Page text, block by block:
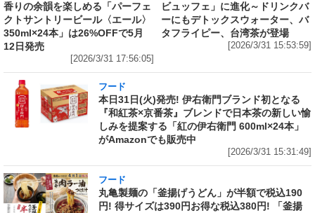
香りの余韻を楽しめる「パーフェ
クトサントリービール〈エール〉
350ml×24本」は26%OFFで5月
12日発売
[2026/3/31 17:56:05]
ビュッフェ」に進化～ドリンクバ
ーにもデトックスウォーター、バ
タフライピー、台湾茶が登場
[2026/3/31 15:53:59]
フード
本日31日(火)発売! 伊右衛門ブランド初となる
『和紅茶×京番茶』ブレンドで日本茶の新しい愉
しみを提案する「紅の伊右衛門 600ml×24本」
がAmazonでも販売中
[2026/3/31 15:31:49]
フード
丸亀製麺の「釜揚げうどん」が半額で税込190
円! 得サイズは390円お得な税込380円! 「釜揚